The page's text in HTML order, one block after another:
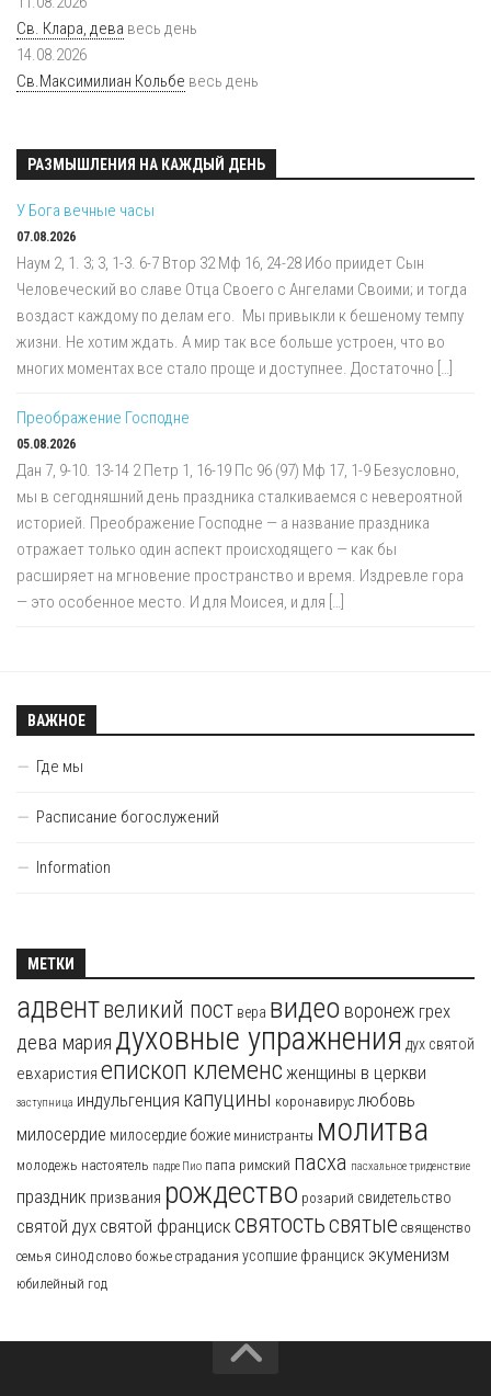
Св. Клара, дева весь день
14.08.2026
Св.Максимилиан Кольбе весь день
РАЗМЫШЛЕНИЯ НА КАЖДЫЙ ДЕНЬ
У Бога вечные часы
07.08.2026
Наум 2, 1. 3; 3, 1-3. 6-7 Втор 32 Мф 16, 24-28 Ибо приидет Сын
Человеческий во славе Отца Своего с Ангелами Своими; и тогда
воздаст каждому по делам его. Мы привыкли к бешеному темпу
жизни. Не хотим ждать. А мир так все больше устроен, что во
многих моментах все стало проще и доступнее. Достаточно […]
Преображение Господне
05.08.2026
Дан 7, 9-10. 13-14 2 Петр 1, 16-19 Пс 96 (97) Мф 17, 1-9 Безусловно,
мы в сегодняшний день праздника сталкиваемся с невероятной
историей. Преображение Господне — а название праздника
отражает только один аспект происходящего — как бы
расширяет на мгновение пространство и время. Издревле гора
— это особенное место. И для Моисея, и для […]
ВАЖНОЕ
Где мы
Расписание богослужений
Information
МЕТКИ
адвентвеликий пост вера видео воронеж грех
дева мария духовные упражнения дух святой
евхаристия епископ клеменс женщины в церкви
заступница индульгенция капуцины коронавирус любовь
милосердие милосердие божие министранты молитва
молодежь настоятель падре Пио папа римский пасха пасхальное триденствие
праздник призвания рождество розарий свидетельство
святой дух святой франциск святостьсвятые священство
семья синод слово божье страдания усопшие франциск экуменизм
юбилейный год